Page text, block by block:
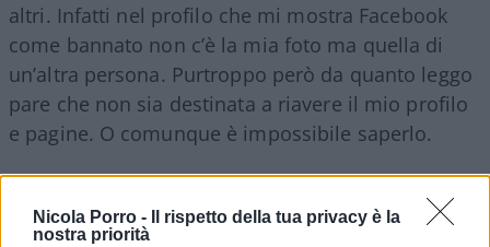
Nicola Porro -
Il rispetto della tua privacy è la
nostra priorità
altri. Infatti nel profilo che mi mostra Facebook
come bannato non c’è la mia foto ma quella di
un’altra persona. Purtroppo però da quanto leggo
pare che non sia destinata a riavere il mio profilo
e pagine. O comunque è impossibile saperlo.
Fosse solo per il profilo me ne fare una ragione